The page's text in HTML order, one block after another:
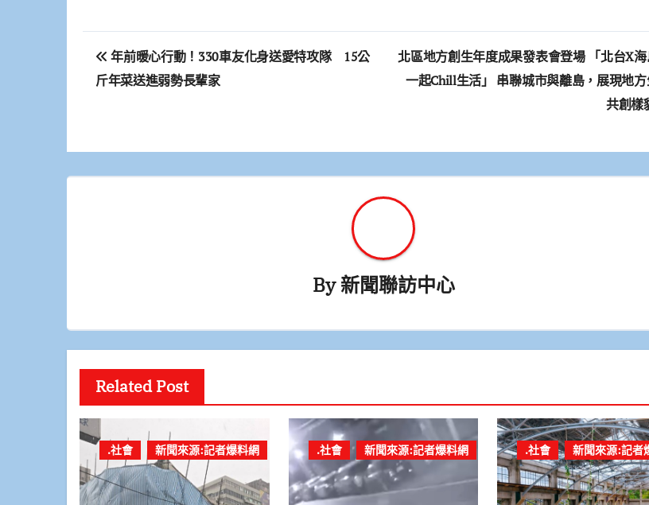
文
章
覽
年前暖心行動！330車友化身送愛特攻隊 15公
斤年菜送進弱勢長輩家
北區地方創生年度成果發表會登場 「北台X海
一起Chill生活」 串聯城市與離島，展現地
共創樣
By新聞聯訪中心
Related Post
.社會 新聞來源:記者爆料網 .社會 新聞來源:記者爆料網 .社會 新聞來源:記者